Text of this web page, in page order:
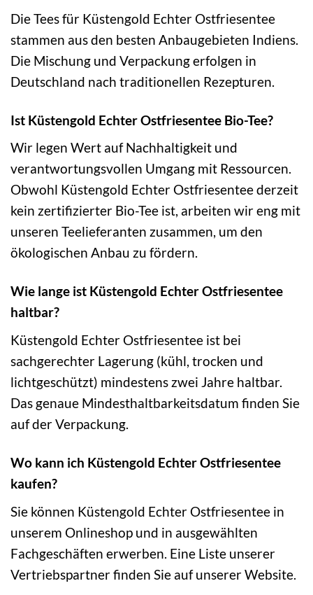
Die Tees für Küstengold Echter Ostfriesentee
stammen aus den besten Anbaugebieten Indiens.
Die Mischung und Verpackung erfolgen in
Deutschland nach traditionellen Rezepturen.
Ist Küstengold Echter Ostfriesentee Bio-Tee?
Wir legen Wert auf Nachhaltigkeit und
verantwortungsvollen Umgang mit Ressourcen.
Obwohl Küstengold Echter Ostfriesentee derzeit
kein zertifizierter Bio-Tee ist, arbeiten wir eng mit
unseren Teelieferanten zusammen, um den
ökologischen Anbau zu fördern.
Wie lange ist Küstengold Echter Ostfriesentee
haltbar?
Küstengold Echter Ostfriesentee ist bei
sachgerechter Lagerung (kühl, trocken und
lichtgeschützt) mindestens zwei Jahre haltbar.
Das genaue Mindesthaltbarkeitsdatum finden Sie
auf der Verpackung.
Wo kann ich Küstengold Echter Ostfriesentee
kaufen?
Sie können Küstengold Echter Ostfriesentee in
unserem Onlineshop und in ausgewählten
Fachgeschäften erwerben. Eine Liste unserer
Vertriebspartner finden Sie auf unserer Website.